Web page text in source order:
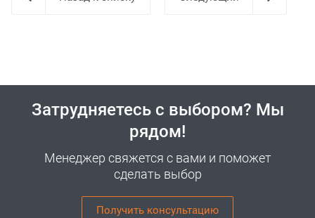
Затрудняетесь с выбором? Мы
рядом!
Менеджер свяжется с вами и поможет
сделать выбор
Получить консультацию